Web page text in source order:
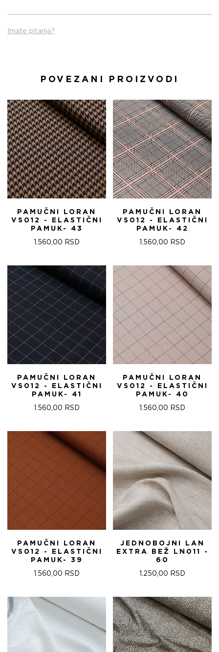
Imate pitanja?
POVEZANI PROIZVODI
PAMUČNI LORAN
VS012 - ELASTIČNI
PAMUK- 43
1.560,00 RSD
PAMUČNI LORAN
VS012 - ELASTIČNI
PAMUK- 42
1.560,00 RSD
PAMUČNI LORAN
VS012 - ELASTIČNI
PAMUK- 41
1.560,00 RSD
PAMUČNI LORAN
VS012 - ELASTIČNI
PAMUK- 40
1.560,00 RSD
PAMUČNI LORAN
VS012 - ELASTIČNI
PAMUK- 39
1.560,00 RSD
JEDNOBOJNI LAN
EXTRA BEŽ LN011 -
60
1.250,00 RSD